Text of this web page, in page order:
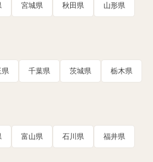
宮城県 秋田県 山形県
県 千葉県 茨城県 栃木県
富山県 石川県 福井県